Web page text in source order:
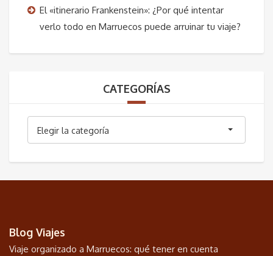
El «itinerario Frankenstein»: ¿Por qué intentar
verlo todo en Marruecos puede arruinar tu viaje?
CATEGORÍAS
Elegir la categoría
Blog Viajes
Viaje organizado a Marruecos: qué tener en cuenta